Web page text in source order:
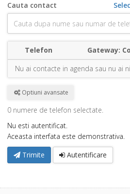
Cauta contact
Telefon
Gateway:
Nu ai contacte in agenda sau nu ai
Optiuni avansate
0 numere de telefon selectate.
Nu esti autentificat.
Aceasta interfata este demonstrativa.
Trimite
Autentificare